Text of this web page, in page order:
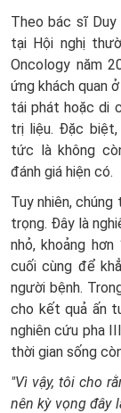
Theo bác sĩ Duy
tại Hội nghị
Oncology năm
ứng khách quan
tái phát hoặc di
trị liệu. Đặc biệt,
tức là không
đánh giá hiện có.
Tuy nhiên,
trọng. Đây là
nhỏ, khoảng
cuối cùng để
người bệnh.
cho kết quả ấn
nghiên cứu pha
thời gian sống
"Vì vậy, tôi cho
nên kỳ vọng đây